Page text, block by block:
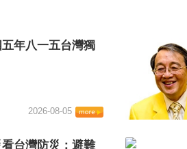
年八一五台灣獨
2026-08-05
台灣防災：避難